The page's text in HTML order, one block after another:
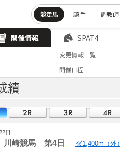
競走馬 騎手 調教師
開催情報 SPAT4
変更情報一覧
開催日程
日
崎競馬 第4日 ダ1,400m（外